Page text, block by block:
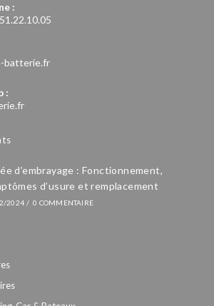
:
batterie.fr
:
d’embrayage : Fonctionnement,
d’usure et remplacement
2024 / 0 COMMENTAIRE